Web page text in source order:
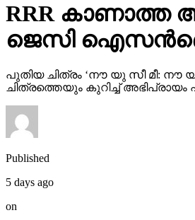
RRR കാണാത്ത
ജെസി
പുതിയ ചിത്രം ‘നൗ യു സീ മീ:
ചിത്രത്തെയും കുറിച്ച് അഭിപ്രായം
Published
5 days ago
on